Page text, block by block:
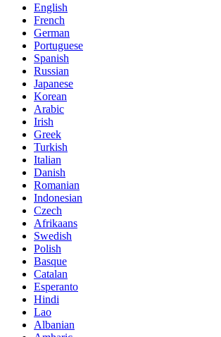
English
French
German
Portuguese
Spanish
Russian
Japanese
Korean
Arabic
Irish
Greek
Turkish
Italian
Danish
Romanian
Indonesian
Czech
Afrikaans
Swedish
Polish
Basque
Catalan
Esperanto
Hindi
Lao
Albanian